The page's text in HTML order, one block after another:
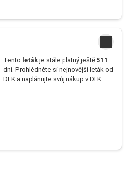
Tento letákje stále platný ještě 511
dní. Prohlédněte si nejnovější leták od
DEK a naplánujte svůj nákup v DEK.